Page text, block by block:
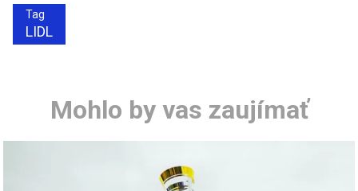
Tag
LIDL
Mohlo by vas zaujímať